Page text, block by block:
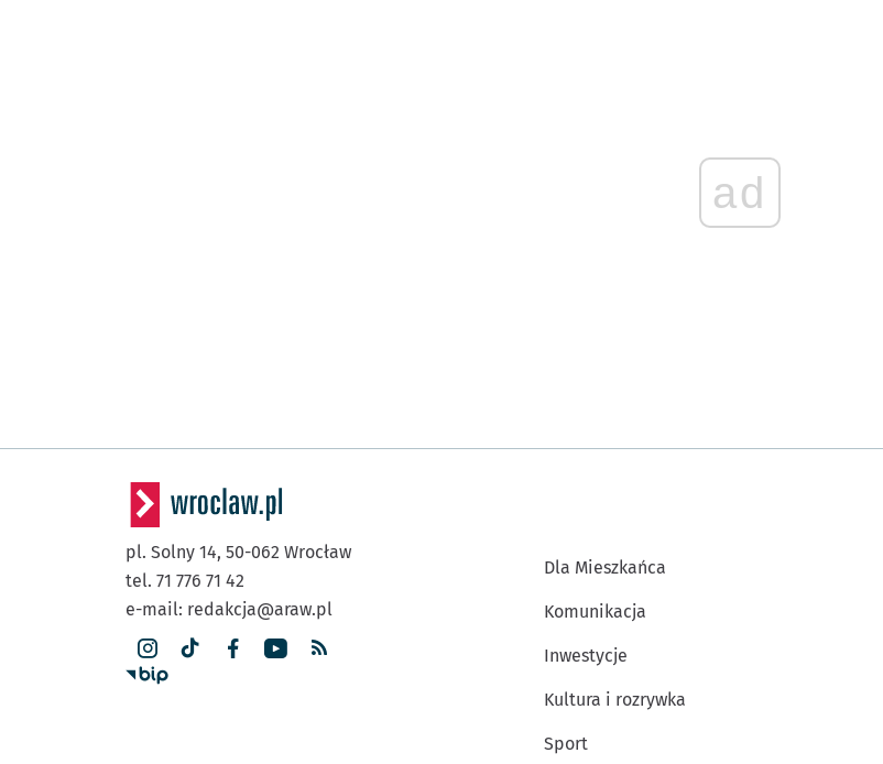
ad
pl. Solny 14, 50-062 Wrocław
tel. 71 776 71 42
e-mail: redakcja@araw.pl
Dla Mieszkańca
Komunikacja
Inwestycje
Kultura i rozrywka
Sport